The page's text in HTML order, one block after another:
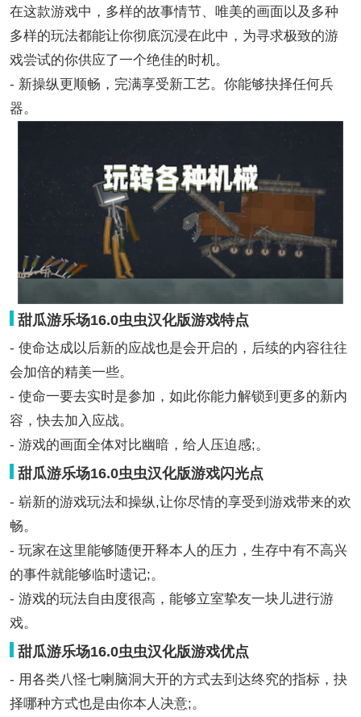
在这款游戏中，多样的故事情节、唯美的画面以及多种
多样的玩法都能让你彻底沉浸在此中，为寻求极致的游
戏尝试的你供应了一个绝佳的时机。
- 新操纵更顺畅，完满享受新工艺。你能够抉择任何兵
器。
甜瓜游乐场16.0虫虫汉化版游戏特点
- 使命达成以后新的应战也是会开启的，后续的内容往往
会加倍的精美一些。
- 使命一要去实时是参加，如此你能力解锁到更多的新内
容，快去加入应战。
- 游戏的画面全体对比幽暗，给人压迫感;。
甜瓜游乐场16.0虫虫汉化版游戏闪光点
- 崭新的游戏玩法和操纵,让你尽情的享受到游戏带来的欢
畅。
- 玩家在这里能够随便开释本人的压力，生存中有不高兴
的事件就能够临时遗记;。
- 游戏的玩法自由度很高，能够立室挚友一块儿进行游
戏。
甜瓜游乐场16.0虫虫汉化版游戏优点
- 用各类八怪七喇脑洞大开的方式去到达终究的指标，抉
择哪种方式也是由你本人决意;。